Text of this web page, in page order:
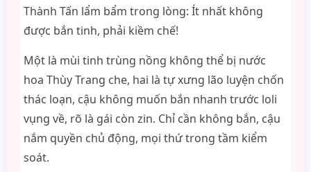
Thành Tấn lẩm bẩm trong lòng: Ít nhất không
được bắn tinh, phải kiềm chế!
Một là mùi tinh trùng nồng không thể bị nước
hoa Thùy Trang che, hai là tự xưng lão luyện chốn
thác loạn, cậu không muốn bắn nhanh trước loli
vụng về, rõ là gái còn zin. Chỉ cần không bắn, cậu
nắm quyền chủ động, mọi thứ trong tầm kiểm
soát.